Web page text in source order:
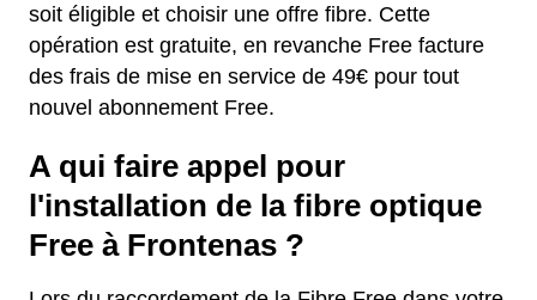
soit éligible et choisir une offre fibre. Cette
opération est gratuite, en revanche Free facture
des frais de mise en service de 49€ pour tout
nouvel abonnement Free.
A qui faire appel pour
l'installation de la fibre optique
Free à Frontenas ?